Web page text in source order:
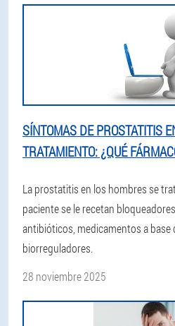
SÍNTOMAS DE PROSTATITIS
TRATAMIENTO: ¿QUÉ
La prostatitis en los hombres se
paciente se le recetan
antibióticos, medicamentos a base
biorreguladores.
28 noviembre 2025